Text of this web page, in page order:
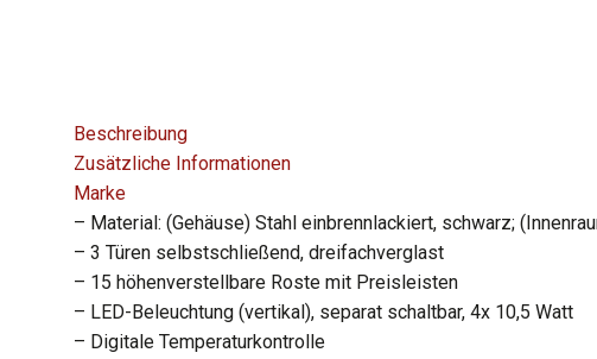
Beschreibung
Zusätzliche Informationen
Marke
– Material: (Gehäuse) Stahl einbrennlackiert, schwarz;
– 3 Türen selbstschließend, dreifachverglast
– 15 höhenverstellbare Roste mit Preisleisten
– LED-Beleuchtung (vertikal), separat schaltbar, 4x 10,5 Watt
– Digitale Temperaturkontrolle